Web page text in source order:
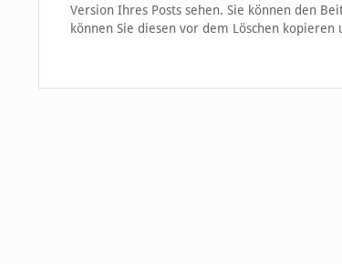
Version Ihres Posts sehen. Sie können den
können Sie diesen vor dem Löschen